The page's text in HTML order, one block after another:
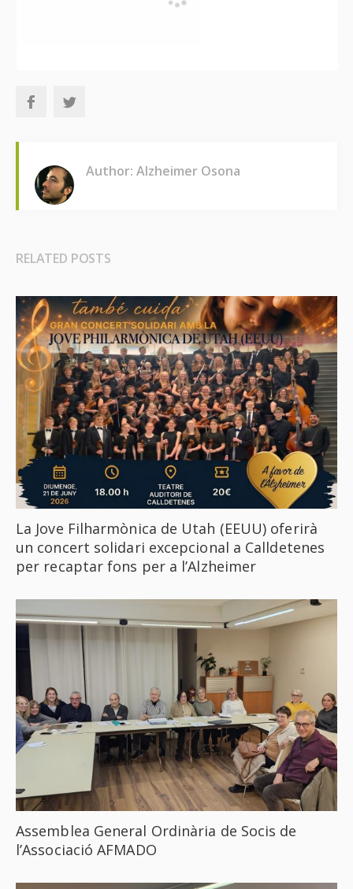
Author: Alzheimer Osona
RELATED POSTS
La Jove Filharmònica de Utah (EEUU) oferirà
un concert solidari excepcional a Calldetenes
per recaptar fons per a l’Alzheimer
Assemblea General Ordinària de Socis de
l’Associació AFMADO